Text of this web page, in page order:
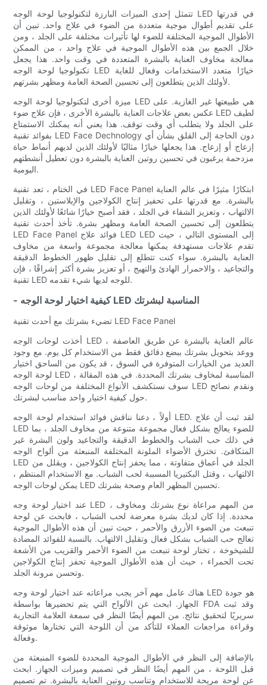
تتمثل إحدى الميزات البارزة لتكنولوجيا لوحة الوجه LED في قدرتها
على تقديم أطوال موجية متعددة من الضوء في علاج واحد. تبين أن
الأطوال الموجية المختلفة للضوء لها تأثيرات مختلفة على الجلد ، ومن
خلال الجمع بين هذه الأطوال الموجية في علاج واحد ، من الممكن
معالجة مخاوف العناية بالبشرة المتعددة في وقت واحد. هذا يجعل
تكنولوجيا لوحة الوجه LED خيارًا متعدد الاستخدامات وفعال للغاية
لأولئك الذين يتطلعون إلى تحسين الصحة العامة ومظهر بشرتهم.
ميزة أخرى لتكنولوجيا لوحة الوجه LED هي طبيعتها غير الغازية. على
عكس بعض علاجات العناية بالبشرة الأخرى ، فإن علاج ضوء LED لطيف
على الجلد ولا يتطلب أي وقت توقف. هذا يعني أنه يمكنك الاستمتاع
بفوائد تقنية LED Face Dechnology دون الحاجة إلى القلق بشأن أي
إزعاج أو إزعاج. هذا يجعلها خيارًا مثاليًا لأولئك الذين لديهم أنماط حياة
مزدحمة يرغبون في تحسين روتين العناية بالبشرة دون تعطيل أنشطتهم
اليومية.
في الختام ، تعد تقنية LED Face Panel ابتكارًا مثيرًا في عالم العناية
بالبشرة. مع قدرتها على تحفيز إنتاج الكولاجين والإيلاستين ، وتقليل
الالتهاب ، وتعزيز الشفاء في الجلد ، فقد أصبح خيارًا شائعًا لأولئك الذين
يتطلعون إلى تحسين الصحة العامة ومظهر بشرة. تأخذ أحدث تقنية
LED Face Panel فوائد علاج LED LED إلى المستوى التالي ، حيث
تقدم علاجات مستهدفة يمكنها معالجة مجموعة واسعة من مخاوف
العناية بالبشرة. سواء كنت تتطلع إلى تقليل ظهور الخطوط الدقيقة
والتجاعيد ، والاحمرار الهادئ والتهيج ، أو تعزيز بشرة أكثر إشراقًا ، فإن
تقنية LED للوجه لديها شيء تقدمه.
- كيفية اختيار لوحة الوجه LED المناسبة لبشرتك
تضيء بشرتك مع أحدث تقنية LED Face Panel
أخذت لوحات الوجه LED عالم العناية بالبشرة عن طريق العاصفة ،
ووعد بتحويل بشرتك ببضع دقائق فقط من الاستخدام كل يوم. مع وجود
العديد من الخيارات المتوفرة في السوق ، قد يكون من الساحق اختيار
لوحة الوجه LED المناسبة لمخاوف بشرتك المحددة. في هذه المقالة ،
سوف نستكشف الأنواع المختلفة من لوحات الوجه LED ونقدم نصائح
حول كيفية اختيار واحد مناسب لبشرتك.
أولاً ، دعنا نناقش فوائد استخدام لوحة الوجه LED. لقد ثبت أن علاج
LED للضوء يعالج بشكل فعال مجموعة متنوعة من مخاوف الجلد ، بما
في ذلك حب الشباب والخطوط الدقيقة والتجاعيد ولون البشرة غير
المتكافئ. تخترق الأضواء الملونة المختلفة المنبعثة من ألواح الوجه
LED الجلد في أعماق متفاوتة ، مما يحفز إنتاج الكولاجين ، ويقلل من
الالتهاب ، وقتل البكتيريا المسببة لحب الشباب. مع الاستخدام المنتظم ،
يمكن لوحات الوجه LED تحسين المظهر العام وصحة بشرتك.
عند اختيار لوحة وجه LED ، من المهم مراعاة نوع بشرتك ومخاوف
محددة. إذا كان لديك بشرة معرضة لحب الشباب ، فابحث عن لوحة
تنبعث من الضوء الأزرق والأحمر ، حيث تبين أن هذه الأطوال الموجية
تعالج حب الشباب بشكل فعال وتقليل الالتهاب. بالنسبة للفوائد المضادة
للشيخوخة ، تختار لوحة تنبعث من الضوء الأحمر والقريب من الأشعة
تحت الحمراء ، حيث أن هذه الأطوال الموجية تحفز إنتاج الكولاجين
وتحسن مرونة الجلد.
هناك عامل مهم آخر يجب مراعاته عند اختيار لوحة وجه LED هو جودة
الجهاز. ابحث عن الألواح التي يتم تحضيرها بواسطة FDA وقد ثبت
سريريًا لتحقيق نتائج. من المهم أيضًا النظر في سمعة العلامة التجارية
وقراءة مراجعات العملاء للتأكد من أن اللوحة التي تختارها موثوقة
وفعالة.
بالإضافة إلى النظر في الأطوال الموجية المحددة للضوء المنبعثة من
قبل اللوحة ، من المهم أيضًا النظر في تصميم وميزات الجهاز. ابحث
عن لوحة مريحة للاستخدام وتناسب روتين العناية بالبشرة. تم تصميم